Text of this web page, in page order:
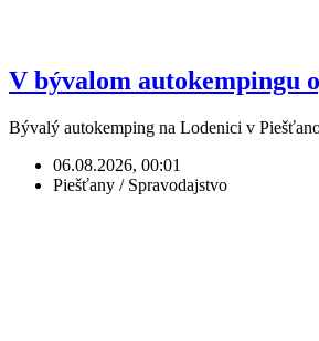
V bývalom autokempingu
Bývalý autokemping na Lodenici v
06.08.2026, 00:01
Piešťany / Spravodajstvo